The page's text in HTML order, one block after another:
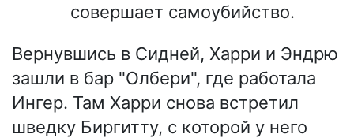
совершает самоубийство.
Вернувшись в Сидней, Харри и Эндрю
зашли в бар "Олбери", где работала
Ингер. Там Харри снова встретил
шведку Биргитту, с которой у него